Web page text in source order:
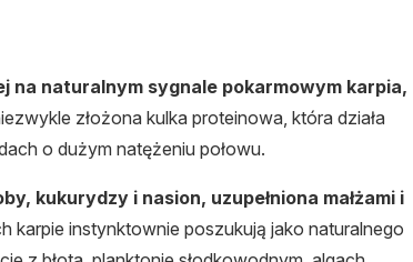
na naturalnym sygnale pokarmowym karpia,
złożona kulka proteinowa, która działa
o dużym natężeniu połowu.
kukurydzy i nasion, uzupełniona małżami i
karpie instynktownie poszukują jako naturalnego